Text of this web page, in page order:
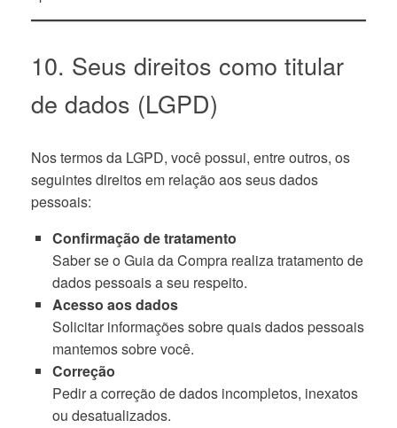
10. Seus direitos como titular
de dados (LGPD)
Nos termos da LGPD, você possui, entre outros, os
seguintes direitos em relação aos seus dados
pessoais:
Confirmação de tratamento
Saber se o Guia da Compra realiza tratamento de
dados pessoais a seu respeito.
Acesso aos dados
Solicitar informações sobre quais dados pessoais
mantemos sobre você.
Correção
Pedir a correção de dados incompletos, inexatos
ou desatualizados.